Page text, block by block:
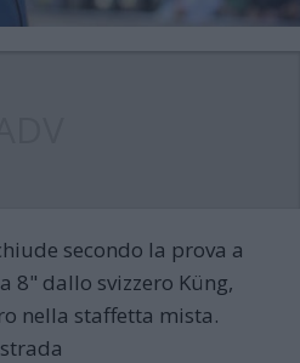
secondo la prova a
8" dallo svizzero Küng,
nella staffetta mista.